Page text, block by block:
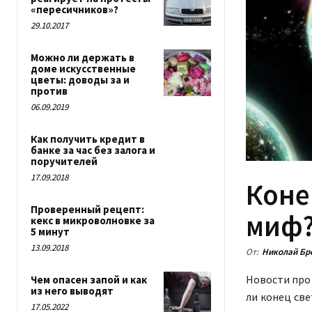
«пересичников»?
29.10.2017
Можно ли держать в
доме искусственные
цветы: доводы за и
против
06.09.2019
Как получить кредит в
банке за час без залога и
поручителей
17.09.2018
Проверенный рецепт:
кекс в микроволновке за
5 минут
13.09.2018
Чем опасен запой и как
из него выводят
17.05.2022
От: Николай
Новости
ли конец